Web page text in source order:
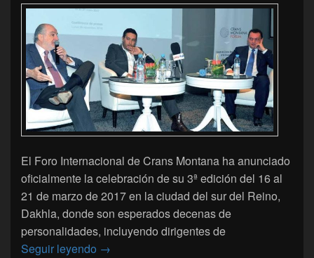
El Foro Internacional de Crans Montana ha anunciado
oficialmente la celebración de su 3ª edición del 16 al
21 de marzo de 2017 en la ciudad del sur del Reino,
Dakhla, donde son esperados decenas de
personalidades, incluyendo dirigentes de
Seguir leyendo El Foro de Crans Montana en marzo de
→